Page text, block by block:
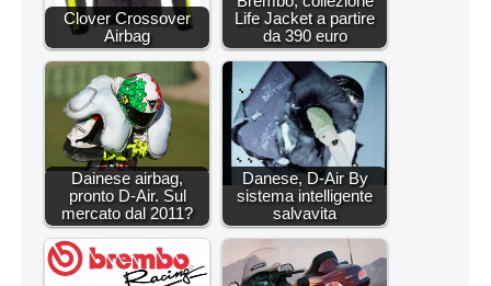
Clover Crossover
Airbag
Life Jacket a partire
da 390 euro
Dainese airbag,
pronto D-Air. Sul
mercato dal 2011?
Danese, D-Air By
sistema intelligente
salvavita